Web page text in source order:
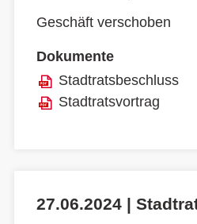
Geschäft verschoben
Dokumente
Stadtratsbeschluss
Stadtratsvortrag
27.06.2024 |